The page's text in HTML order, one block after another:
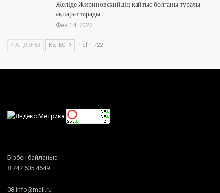
Желіде Жириновскийдің қайтыс болғаны туралы
ақпарат тарады
Фев 14, 2022
АЛДЫҢҒЫ КЕЛЕСІ 1 of 1 722
Бізбен байланыс:
8 747 605 4649
08.info@mail.ru